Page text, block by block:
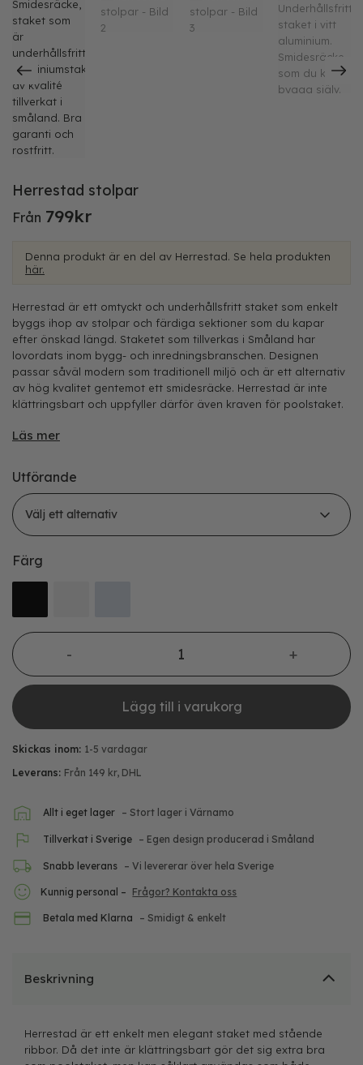
Herrestad stolpar
Från 799kr
Denna produkt är en del av Herrestad. Se hela produkten
här.
Herrestad är ett omtyckt och underhållsfritt staket som enkelt
byggs ihop av stolpar och färdiga sektioner som du kapar
efter önskad längd. Staketet som tillverkas i Småland har
lovordats inom bygg- och inredningsbranschen. Designen
passar såväl modern som traditionell miljö och är ett alternativ
av hög kvalitet gentemot ett smidesräcke. Herrestad är inte
klättringsbart och uppfyller därför även kraven för poolstaket.
Läs mer
Utförande
Färg
Herrestad stolpar mängd
Lägg till i varukorg
Skickas inom: 1-5 vardagar
Leverans: Från 149 kr, DHL
Allt i eget lager – Stort lager i Värnamo
Tillverkat i Sverige – Egen design producerad i Småland
Snabb leverans – Vi levererar över hela Sverige
Kunnig personal – Frågor? Kontakta oss
Betala med Klarna – Smidigt & enkelt
Beskrivning
Herrestad är ett enkelt men elegant staket med stående
ribbor. Då det inte är klättringsbart gör det sig extra bra